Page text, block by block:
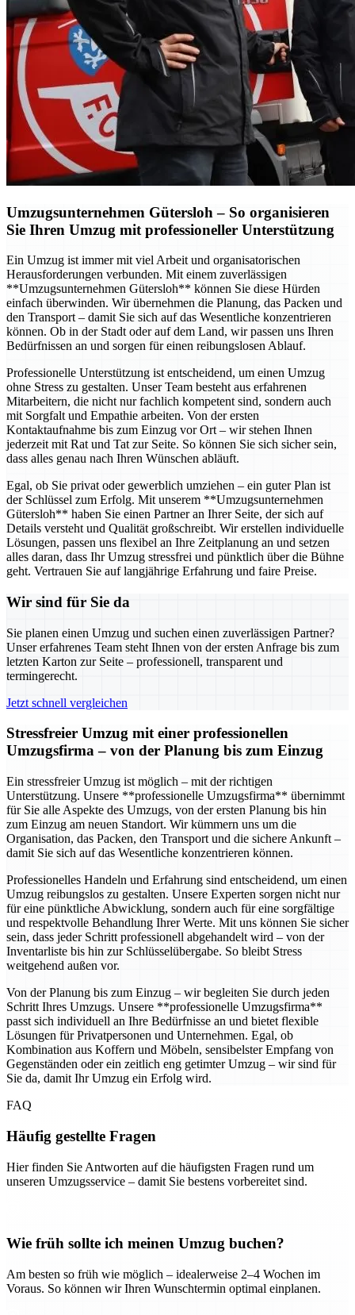
Umzugsunternehmen Gütersloh – So organisieren
Sie Ihren Umzug mit professioneller Unterstützung
Ein Umzug ist immer mit viel Arbeit und organisatorischen
Herausforderungen verbunden. Mit einem zuverlässigen
**Umzugsunternehmen Gütersloh** können Sie diese Hürden
einfach überwinden. Wir übernehmen die Planung, das Packen und
den Transport – damit Sie sich auf das Wesentliche konzentrieren
können. Ob in der Stadt oder auf dem Land, wir passen uns Ihren
Bedürfnissen an und sorgen für einen reibungslosen Ablauf.
Professionelle Unterstützung ist entscheidend, um einen Umzug
ohne Stress zu gestalten. Unser Team besteht aus erfahrenen
Mitarbeitern, die nicht nur fachlich kompetent sind, sondern auch
mit Sorgfalt und Empathie arbeiten. Von der ersten
Kontaktaufnahme bis zum Einzug vor Ort – wir stehen Ihnen
jederzeit mit Rat und Tat zur Seite. So können Sie sich sicher sein,
dass alles genau nach Ihren Wünschen abläuft.
Egal, ob Sie privat oder gewerblich umziehen – ein guter Plan ist
der Schlüssel zum Erfolg. Mit unserem **Umzugsunternehmen
Gütersloh** haben Sie einen Partner an Ihrer Seite, der sich auf
Details versteht und Qualität großschreibt. Wir erstellen individuelle
Lösungen, passen uns flexibel an Ihre Zeitplanung an und setzen
alles daran, dass Ihr Umzug stressfrei und pünktlich über die Bühne
geht. Vertrauen Sie auf langjährige Erfahrung und faire Preise.
Wir sind für Sie da
Sie planen einen Umzug und suchen einen zuverlässigen Partner?
Unser erfahrenes Team steht Ihnen von der ersten Anfrage bis zum
letzten Karton zur Seite – professionell, transparent und
termingerecht.
Jetzt schnell vergleichen
Stressfreier Umzug mit einer professionellen
Umzugsfirma – von der Planung bis zum Einzug
Ein stressfreier Umzug ist möglich – mit der richtigen
Unterstützung. Unsere **professionelle Umzugsfirma** übernimmt
für Sie alle Aspekte des Umzugs, von der ersten Planung bis hin
zum Einzug am neuen Standort. Wir kümmern uns um die
Organisation, das Packen, den Transport und die sichere Ankunft –
damit Sie sich auf das Wesentliche konzentrieren können.
Professionelles Handeln und Erfahrung sind entscheidend, um einen
Umzug reibungslos zu gestalten. Unsere Experten sorgen nicht nur
für eine pünktliche Abwicklung, sondern auch für eine sorgfältige
und respektvolle Behandlung Ihrer Werte. Mit uns können Sie sicher
sein, dass jeder Schritt professionell abgehandelt wird – von der
Inventarliste bis hin zur Schlüsselübergabe. So bleibt Stress
weitgehend außen vor.
Von der Planung bis zum Einzug – wir begleiten Sie durch jeden
Schritt Ihres Umzugs. Unsere **professionelle Umzugsfirma**
passt sich individuell an Ihre Bedürfnisse an und bietet flexible
Lösungen für Privatpersonen und Unternehmen. Egal, ob
Kombination aus Koffern und Möbeln, sensibelster Empfang von
Gegenständen oder ein zeitlich eng getimter Umzug – wir sind für
Sie da, damit Ihr Umzug ein Erfolg wird.
FAQ
Häufig gestellte Fragen
Hier finden Sie Antworten auf die häufigsten Fragen rund um
unseren Umzugsservice – damit Sie bestens vorbereitet sind.
Wie früh sollte ich meinen Umzug buchen?
Am besten so früh wie möglich – idealerweise 2–4 Wochen im
Voraus. So können wir Ihren Wunschtermin optimal einplanen.